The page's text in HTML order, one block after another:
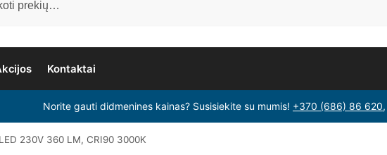
Kontaktai
Norite gauti didmenines kainas? Susisiekite su mumis! +370 (686) 86 620
230V 360 LM, CRI90 3000K